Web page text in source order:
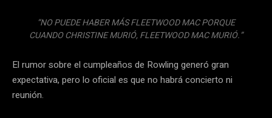
“NO PUEDE HABER MÁS FLEETWOOD MAC PORQUE
CUANDO CHRISTINE MURIÓ, FLEETWOOD MAC MURIÓ.”
El rumor sobre el cumpleaños de Rowling generó gran
expectativa, pero lo oficial es que no habrá concierto ni
reunión.